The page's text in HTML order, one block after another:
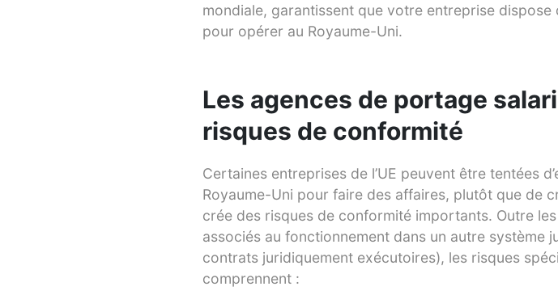
mondiale, garantissent que votre entreprise
pour opérer au Royaume-Uni.
Les agences de portage
risques de conformité
Certaines entreprises de l’UE peuvent être tentées
Royaume-Uni pour faire des affaires, plutôt que de
crée des risques de conformité importants. Outre
associés au fonctionnement dans un autre système
contrats juridiquement exécutoires), les risques
comprennent :